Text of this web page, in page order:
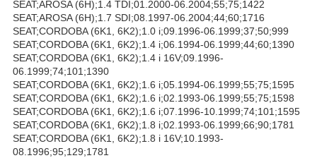
SEAT;AROSA (6H);1.4 TDI;01.2000-06.2004;55;75;1422
SEAT;AROSA (6H);1.7 SDI;08.1997-06.2004;44;60;1716
SEAT;CORDOBA (6K1, 6K2);1.0 i;09.1996-06.1999;37;50;999
SEAT;CORDOBA (6K1, 6K2);1.4 i;06.1994-06.1999;44;60;1390
SEAT;CORDOBA (6K1, 6K2);1.4 i 16V;09.1996-
06.1999;74;101;1390
SEAT;CORDOBA (6K1, 6K2);1.6 i;05.1994-06.1999;55;75;1595
SEAT;CORDOBA (6K1, 6K2);1.6 i;02.1993-06.1999;55;75;1598
SEAT;CORDOBA (6K1, 6K2);1.6 i;07.1996-10.1999;74;101;1595
SEAT;CORDOBA (6K1, 6K2);1.8 i;02.1993-06.1999;66;90;1781
SEAT;CORDOBA (6K1, 6K2);1.8 i 16V;10.1993-
08.1996;95;129;1781